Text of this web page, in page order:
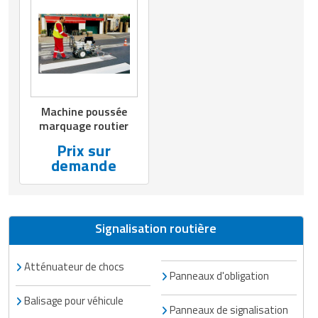
Vêtement sportif
Rôtisserie professionnelle
Sautause professionnelle
Tables de préparation réfrigérées
Ustensile de cuisine
Vaisselle restaurant
Vitrines réfrigéréesSignalisation routière
Atténuateur de chocs
Balisage pour véhicule
Panneaux d'obligation
Panneaux de signalisation
Machine poussée
marquage routier
Prix sur
demande